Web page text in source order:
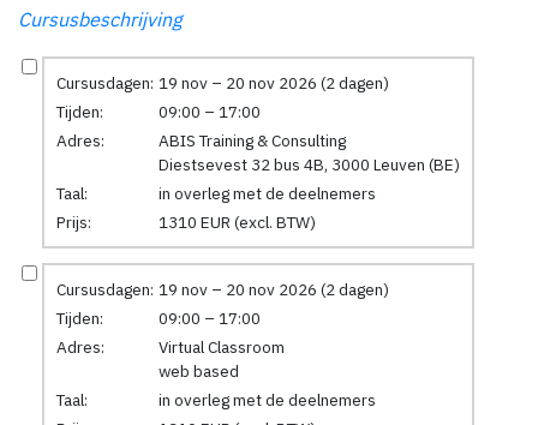
Cursusbeschrijving
Cursusdagen: 19 nov – 20 nov 2026 (2 dagen)
Tijden:
09:00 – 17:00
Adres:
ABIS Training & Consulting
Diestsevest 32 bus 4B, 3000 Leuven (BE)
Taal:
in overleg met de deelnemers
Prijs:
1310 EUR (excl. BTW)
Cursusdagen: 19 nov – 20 nov 2026 (2 dagen)
Tijden:
09:00 – 17:00
Adres:
Virtual Classroom
web based
Taal:
in overleg met de deelnemers